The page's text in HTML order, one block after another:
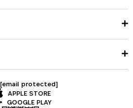
[email protected]
APPLE STORE
GOOGLE PLAY